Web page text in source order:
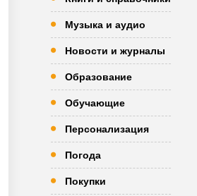
Музыка и аудио
Новости и журналы
Образование
Обучающие
Персонализация
Погода
Покупки